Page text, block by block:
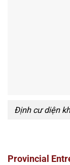
Định cư diện
Provincial